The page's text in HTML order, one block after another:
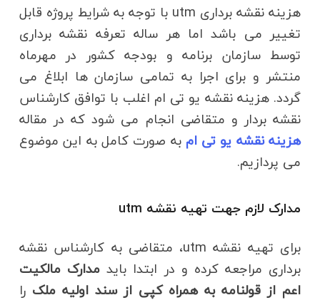
هزینه نقشه برداری utm با توجه به شرایط پروژه قابل
تغییر می باشد اما هر ساله تعرفه نقشه برداری
توسط سازمان برنامه و بودجه کشور در مهرماه
منتشر و برای اجرا به تمامی سازمان ها ابلاغ می
گردد. هزینه نقشه یو تی ام اغلب با توافق کارشناس
نقشه بردار و متقاضی انجام می شود که در مقاله
هزینه نقشه یو تی ام به صورت کامل به این موضوع
می پردازیم.
مدارک لازم جهت تهیه نقشه utm
برای تهیه نقشه utm، متقاضی به کارشناس نقشه
برداری مراجعه کرده و در ابتدا بایدمدارک مالکیت
اعم از قولنامه به همراه کپی از سند اولیه ملک را